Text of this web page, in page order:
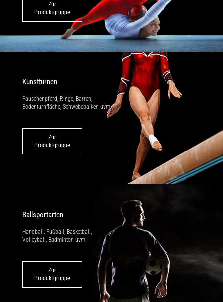
Zur
Produktgruppe
Kunstturnen
Pauschenpferd, Ringe, Barren,
Bodenturnfläche, Schwebebalken uvm.
Zur
Produktgruppe
Ballsportarten
Handball, Fußball, Basketball,
Volleyball, Badminton uvm.
Zur
Produktgruppe